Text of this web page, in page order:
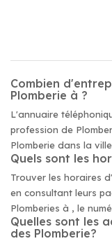
Combien
Plomberie à ?
L'annuaire
profession de
Plomberie dans la
Quels sont les
Trouver les horaires
en consultant leurs
Plomberies à , le
Quelles sont les
des Plomberie?